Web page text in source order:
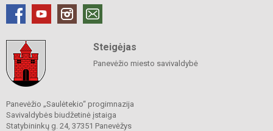
Steigėjas
Panevėžio miesto savivaldybė
Panevėžio „Saulėtekio“ progimnazija
Savivaldybės biudžetinė įstaiga
Statybininkų g. 24, 37351 Panevėžys